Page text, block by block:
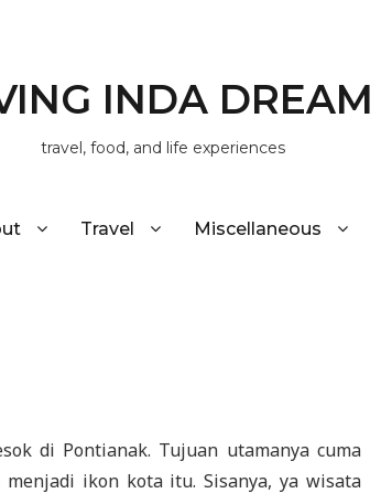
INDA DREAM
travel, food, and life experiences
Travel Miscellaneous
di Pontianak. Tujuan utamanya cuma
ikon kota itu. Sisanya, ya wisata